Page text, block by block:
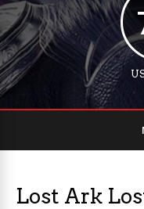
Lost Ark